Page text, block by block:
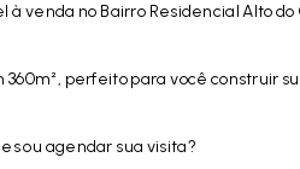
à venda no Bairro Residencial Alto
perfeito para você construir
ou agendar sua visita?